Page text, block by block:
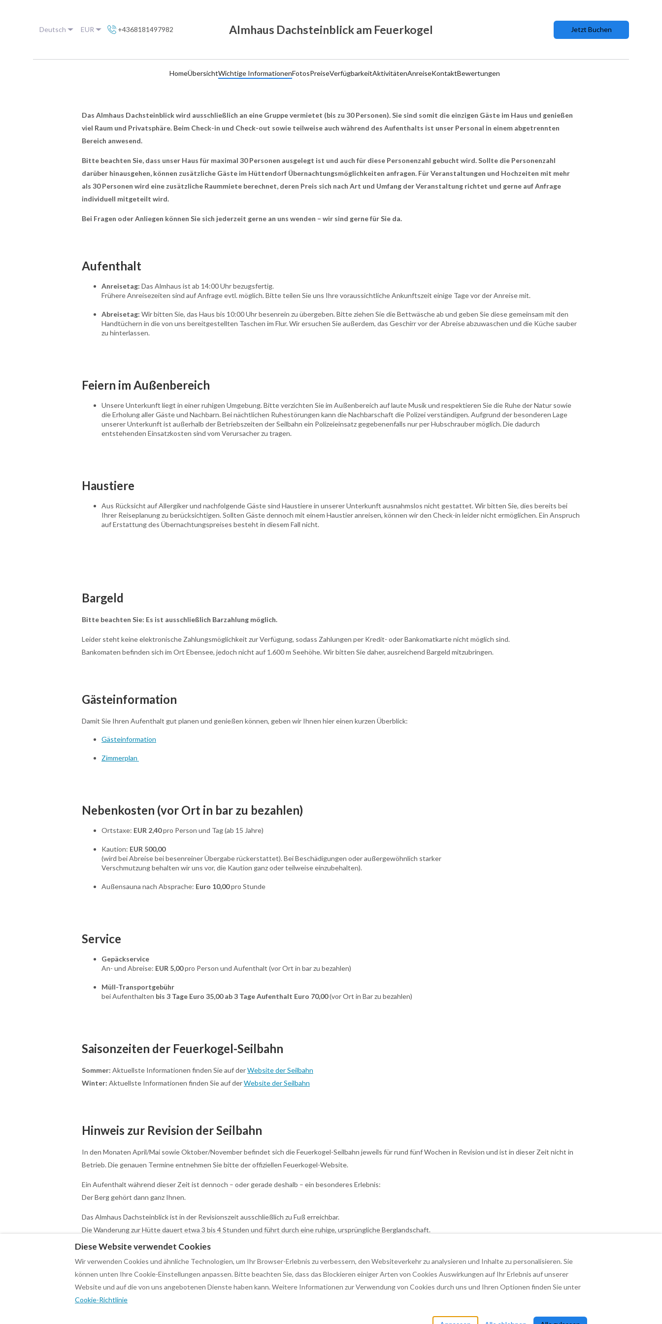
Deutsch EUR +4368181497982 Almhaus Dachsteinblick am Feuerkogel Jetzt Buchen
HomeÜbersichtWichtige InformationenFotosPreiseVerfügbarkeitAktivitätenAnreiseKontaktBewertungen
Das Almhaus Dachsteinblick wird ausschließlich an eine Gruppe vermietet (bis zu 30 Personen). Sie sind somit die einzigen Gäste im Haus und genießen
viel Raum und Privatsphäre. Beim Check-in und Check-out sowie teilweise auch während des Aufenthalts ist unser Personal in einem abgetrennten
Bereich anwesend.
Bitte beachten Sie, dass unser Haus für maximal 30 Personen ausgelegt ist und auch für diese Personenzahl gebucht wird. Sollte die Personenzahl
darüber hinausgehen, können zusätzliche Gäste im Hüttendorf Übernachtungsmöglichkeiten anfragen. Für Veranstaltungen und Hochzeiten mit mehr
als 30 Personen wird eine zusätzliche Raummiete berechnet, deren Preis sich nach Art und Umfang der Veranstaltung richtet und gerne auf Anfrage
individuell mitgeteilt wird.
Bei Fragen oder Anliegen können Sie sich jederzeit gerne an uns wenden – wir sind gerne für Sie da.
Aufenthalt
Anreisetag: Das Almhaus ist ab 14:00 Uhr bezugsfertig.
Frühere Anreisezeiten sind auf Anfrage evtl. möglich. Bitte teilen Sie uns Ihre voraussichtliche Ankunftszeit einige Tage vor der Anreise mit.
Abreisetag: Wir bitten Sie, das Haus bis 10:00 Uhr besenrein zu übergeben. Bitte ziehen Sie die Bettwäsche ab und geben Sie diese gemeinsam mit den
Handtüchern in die von uns bereitgestellten Taschen im Flur. Wir ersuchen Sie außerdem, das Geschirr vor der Abreise abzuwaschen und die Küche sauber
zu hinterlassen.
Feiern im Außenbereich
Unsere Unterkunft liegt in einer ruhigen Umgebung. Bitte verzichten Sie im Außenbereich auf laute Musik und respektieren Sie die Ruhe der Natur sowie
die Erholung aller Gäste und Nachbarn. Bei nächtlichen Ruhestörungen kann die Nachbarschaft die Polizei verständigen. Aufgrund der besonderen Lage
unserer Unterkunft ist außerhalb der Betriebszeiten der Seilbahn ein Polizeieinsatz gegebenenfalls nur per Hubschrauber möglich. Die dadurch
entstehenden Einsatzkosten sind vom Verursacher zu tragen.
Haustiere
Aus Rücksicht auf Allergiker und nachfolgende Gäste sind Haustiere in unserer Unterkunft ausnahmslos nicht gestattet. Wir bitten Sie, dies bereits bei
Ihrer Reiseplanung zu berücksichtigen. Sollten Gäste dennoch mit einem Haustier anreisen, können wir den Check-in leider nicht ermöglichen. Ein Anspruch
auf Erstattung des Übernachtungspreises besteht in diesem Fall nicht.
Bargeld
Bitte beachten Sie: Es ist ausschließlich Barzahlung möglich.
Leider steht keine elektronische Zahlungsmöglichkeit zur Verfügung, sodass Zahlungen per Kredit- oder Bankomatkarte nicht möglich sind.
Bankomaten befinden sich im Ort Ebensee, jedoch nicht auf 1.600 m Seehöhe. Wir bitten Sie daher, ausreichend Bargeld mitzubringen.
Gästeinformation
Damit Sie Ihren Aufenthalt gut planen und genießen können, geben wir Ihnen hier einen kurzen Überblick:
Gästeinformation
Zimmerplan
Nebenkosten (vor Ort in bar zu bezahlen)
Ortstaxe: EUR 2,40pro Person und Tag (ab 15 Jahre)
Kaution: EUR 500,00
(wird bei Abreise bei besenreiner Übergabe rückerstattet). Bei Beschädigungen oder außergewöhnlich starker
Verschmutzung behalten wir uns vor, die Kaution ganz oder teilweise einzubehalten).
Außensauna nach Absprache: Euro 10,00pro Stunde
Service
Gepäckservice
An- und Abreise: EUR 5,00pro Person und Aufenthalt (vor Ort in bar zu bezahlen)
Müll-Transportgebühr
bei Aufenthalten bis 3 Tage Euro 35,00 ab 3 Tage Aufenthalt Euro 70,00(vor Ort in Bar zu bezahlen)
Saisonzeiten der Feuerkogel-Seilbahn
Sommer: Aktuellste Informationen finden Sie auf derWebsite der Seilbahn
Winter: Aktuellste Informationen finden Sie auf derWebsite der Seilbahn
Hinweis zur Revision der Seilbahn
In den Monaten April/Mai sowie Oktober/November befindet sich die Feuerkogel-Seilbahn jeweils für rund fünf Wochen in Revision und ist in dieser Zeit nicht in
Betrieb. Die genauen Termine entnehmen Sie bitte der offiziellen Feuerkogel-Website.
Ein Aufenthalt während dieser Zeit ist dennoch – oder gerade deshalb – ein besonderes Erlebnis:
Der Berg gehört dann ganz Ihnen.
Das Almhaus Dachsteinblick ist in der Revisionszeit ausschließlich zu Fuß erreichbar.
Die Wanderung zur Hütte dauert etwa 3 bis 4 Stunden und führt durch eine ruhige, ursprüngliche Berglandschaft.
Deutsch EUR +4368181497982
Diese Website verwendet Cookies
Wir verwenden Cookies und ähnliche Technologien, um Ihr Browser-Erlebnis zu verbessern, den Websiteverkehr zu analysieren und Inhalte zu personalisieren. Sie
können unten Ihre Cookie-Einstellungen anpassen. Bitte beachten Sie, dass das Blockieren einiger Arten von Cookies Auswirkungen auf Ihr Erlebnis auf unserer
Website und auf die von uns angebotenen Dienste haben kann. Weitere Informationen zur Verwendung von Cookies durch uns und Ihren Optionen finden Sie unter
Cookie-Richtlinie